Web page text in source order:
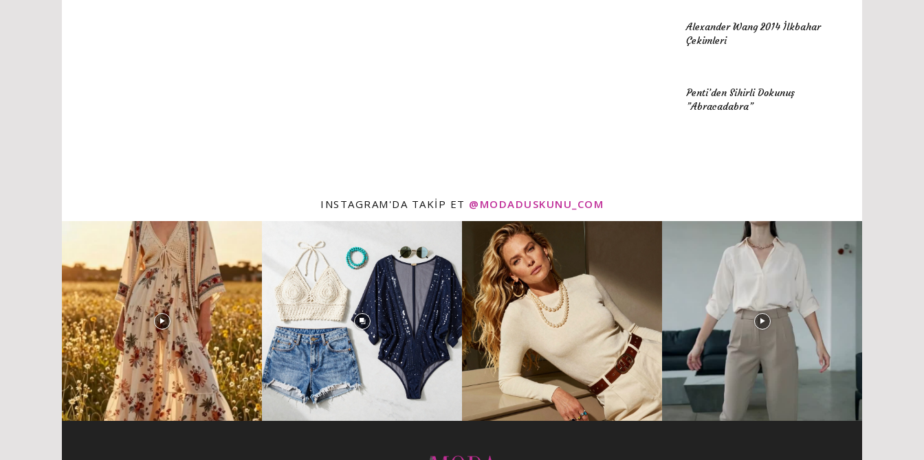
Alexander Wang 2014 İlkbahar
Çekimleri
Penti’den Sihirli Dokunuş
”Abracadabra”
INSTAGRAM'DA TAKIP ET @MODADUSKUNU_COM